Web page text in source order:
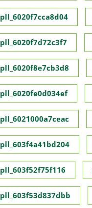
pll_6020f7cca8d04
pll_6020f7d72c3f7
pll_6020f8e7cb3d8
pll_6020fe0d034ef
pll_6021000a7ceac
pll_603f4a41bd204
pll_603f52f75f116
pll_603f53d837dbb